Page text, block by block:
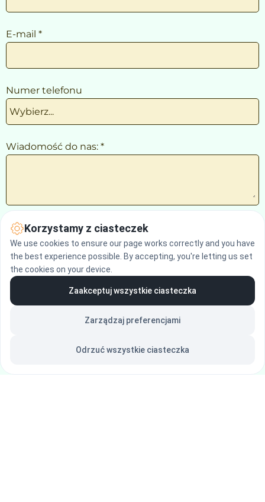
E-mail *
Numer telefonu
Wybierz...
phone-prefix
Wiadomość do nas: *
Chcę poznać szczegóły!
Wysyłając do nas wiadomość, akceptujesz Politykę
Prywatności.
Korzystamy z ciasteczek
We use cookies to ensure our page works correctly and you have
the best experience possible. By accepting, you're letting us set
the cookies on your device.
Odrzuć wszystkie ciasteczka
Zarządzaj preferencjami
Zaakceptuj wszystkie ciasteczka